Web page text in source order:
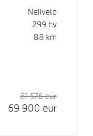
Neliveto
299 hv
88 km
81 576eurHinta
69 900 eur